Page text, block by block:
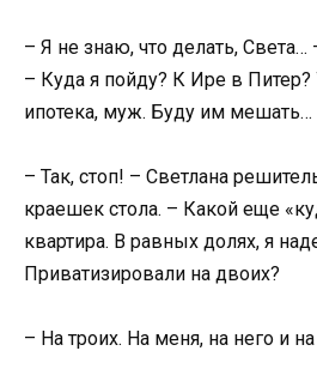
– Я не знаю, что делать, Света…
– Куда я пойду? К Ире в Питер?
ипотека, муж. Буду им мешать…
– Так, стоп! – Светлана
краешек стола. – Какой еще
квартира. В равных долях, я
Приватизировали на двоих?
– На троих. На меня, на него и